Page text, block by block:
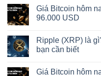
Giá Bitcoin hôm
96.000 USD
Ripple (XRP) là
bạn cần biết
Giá Bitcoin hôm